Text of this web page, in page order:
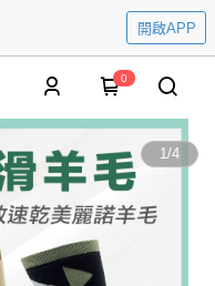
開啟APP
0
1/4